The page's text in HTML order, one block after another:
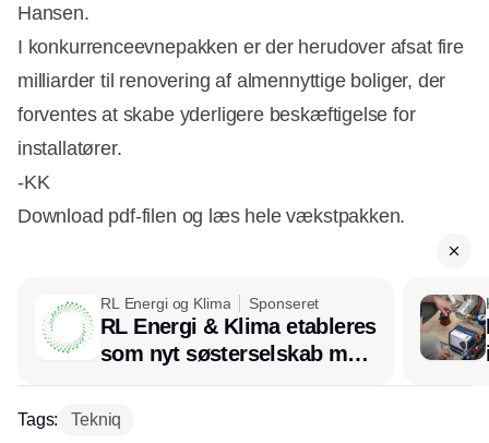
Hansen.
I konkurrenceevnepakken er der herudover afsat fire
milliarder til renovering af almennyttige boliger, der
forventes at skabe yderligere beskæftigelse for
installatører.
-KK
Download pdf-filen og læs hele vækstpakken.
RL Energi og Klima Sponseret
RL Energi & Klima etableres
som nyt søsterselskab med
afsæt i RL Ventilation
Tags: Tekniq